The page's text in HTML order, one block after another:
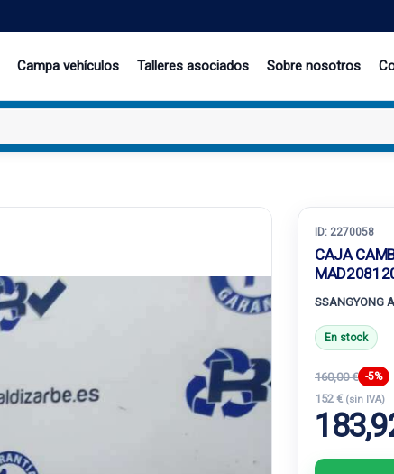
Campa vehículos Talleres asociados Sobre nosotros
ID: 2270058
CAJA
SSANGYONG
En stock
160,00 € -5%
152 € (sin IVA)